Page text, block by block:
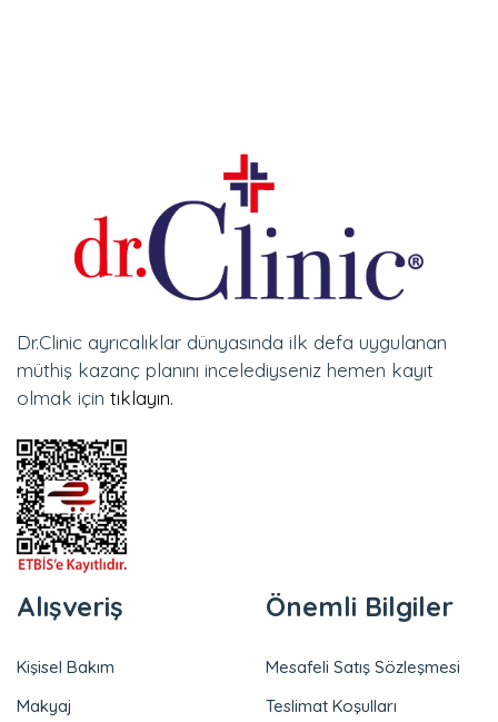
Dr.Clinic ayrıcalıklar dünyasında ilk defa uygulanan
müthiş kazanç planını incelediyseniz hemen kayıt
olmak için tıklayın.
Alışveriş
Kişisel Bakım
Makyaj
Önemli Bilgiler
Mesafeli Satış Sözleşmesi
Teslimat Koşulları